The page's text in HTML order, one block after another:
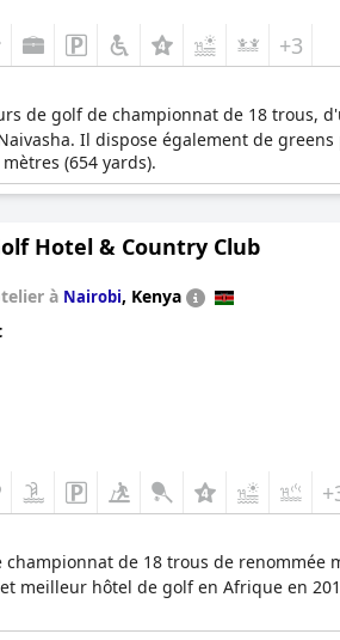
+3
de golf de championnat de 18 trous,
Il dispose également de
(654 yards).
Hotel & Country Club
à Nairobi, Kenya
de 18 trous de
meilleur hôtel de golf en Afrique en